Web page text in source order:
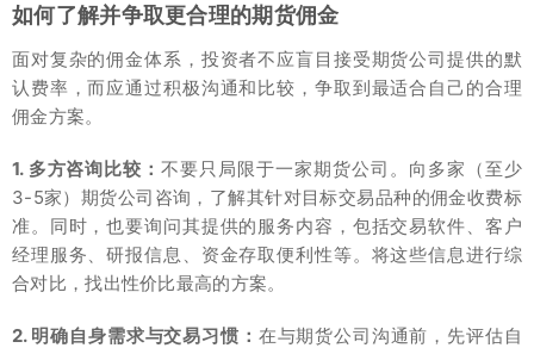
如何了解并争取更合理的期货佣金
面对复杂的佣金体系，投资者不应盲目接受期货公司提供的默
认费率，而应通过积极沟通和比较，争取到最适合自己的合理
佣金方案。
1. 多方咨询比较：不要只局限于一家期货公司。向多家（至少
3-5家）期货公司咨询，了解其针对目标交易品种的佣金收费标
准。同时，也要询问其提供的服务内容，包括交易软件、客户
经理服务、研报信息、资金存取便利性等。将这些信息进行综
合对比，找出性价比最高的方案。
2. 明确自身需求与交易习惯： 在与期货公司沟通前，先评估自